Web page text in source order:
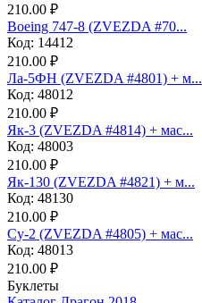
210.00 ₽
Boeing 747-8 (ZVEZDA #70...
Код: 14412
210.00 ₽
Ла-5ФН (ZVEZDA #4801) + м...
Код: 48012
210.00 ₽
Як-3 (ZVEZDA #4814) + мас...
Код: 48003
210.00 ₽
Як-130 (ZVEZDA #4821) + м...
Код: 48130
210.00 ₽
Су-2 (ZVEZDA #4805) + мас...
Код: 48013
210.00 ₽
Буклеты